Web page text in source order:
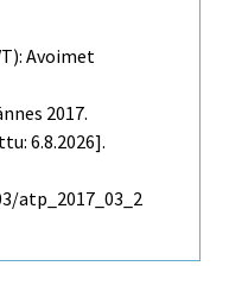
Avoimet
2017.
6.8.2026].